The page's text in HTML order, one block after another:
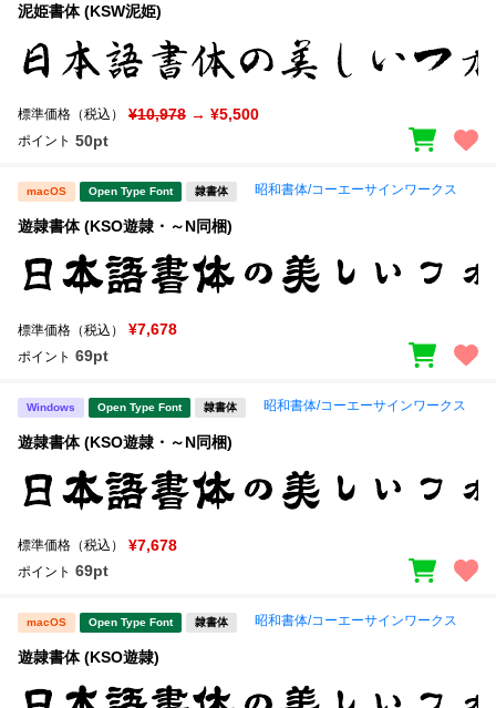
泥姫書体 (KSW泥姫)
標準価格（税込） ¥10,978 → ¥5,500
ポイント 50pt
macOS Open Type Font 隷書体 昭和書体/コーエーサインワークス
遊隷書体 (KSO遊隷・～N同梱)
標準価格（税込） ¥7,678
ポイント 69pt
Windows Open Type Font 隷書体 昭和書体/コーエーサインワークス
遊隷書体 (KSO遊隷・～N同梱)
標準価格（税込） ¥7,678
ポイント 69pt
macOS Open Type Font 隷書体 昭和書体/コーエーサインワークス
遊隷書体 (KSO遊隷)